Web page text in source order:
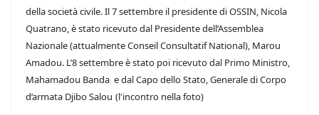
della società civile. Il 7 settembre il presidente di OSSIN, Nicola
Quatrano, è stato ricevuto dal Presidente dell’Assemblea
Nazionale (attualmente Conseil Consultatif National), Marou
Amadou. L’8 settembre è stato poi ricevuto dal Primo Ministro,
Mahamadou Banda e dal Capo dello Stato, Generale di Corpo
d’armata Djibo Salou (l'incontro nella foto)